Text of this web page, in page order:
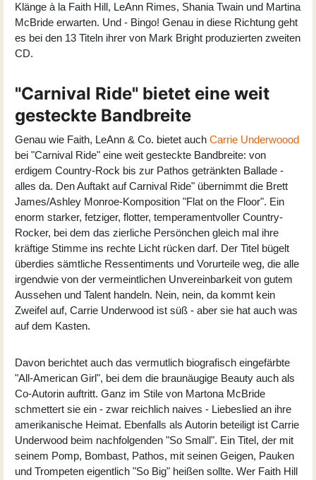
Klänge à la Faith Hill, LeAnn Rimes, Shania Twain und Martina
McBride erwarten. Und - Bingo! Genau in diese Richtung geht
es bei den 13 Titeln ihrer von Mark Bright produzierten zweiten
CD.
"Carnival Ride" bietet eine weit
gesteckte Bandbreite
Genau wie Faith, LeAnn & Co. bietet auch Carrie Underwoood
bei "Carnival Ride" eine weit gesteckte Bandbreite: von
erdigem Country-Rock bis zur Pathos getränkten Ballade -
alles da. Den Auftakt auf Carnival Ride" übernimmt die Brett
James/Ashley Monroe-Komposition "Flat on the Floor". Ein
enorm starker, fetziger, flotter, temperamentvoller Country-
Rocker, bei dem das zierliche Persönchen gleich mal ihre
kräftige Stimme ins rechte Licht rücken darf. Der Titel bügelt
überdies sämtliche Ressentiments und Vorurteile weg, die alle
irgendwie von der vermeintlichen Unvereinbarkeit von gutem
Aussehen und Talent handeln. Nein, nein, da kommt kein
Zweifel auf, Carrie Underwood ist süß - aber sie hat auch was
auf dem Kasten.
Davon berichtet auch das vermutlich biografisch eingefärbte
"All-American Girl", bei dem die braunäugige Beauty auch als
Co-Autorin auftritt. Ganz im Stile von Martona McBride
schmettert sie ein - zwar reichlich naives - Liebeslied an ihre
amerikanische Heimat. Ebenfalls als Autorin beteiligt ist Carrie
Underwood beim nachfolgenden "So Small". Ein Titel, der mit
seinem Pomp, Bombast, Pathos, mit seinen Geigen, Pauken
und Trompeten eigentlich "So Big" heißen sollte. Wer Faith Hill